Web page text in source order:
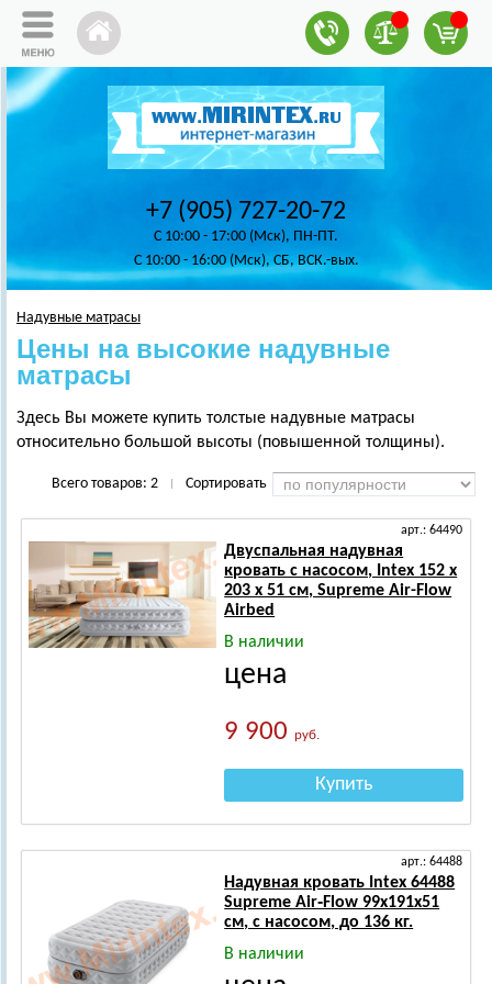
+7 (905) 727-20-72
C 10:00 - 17:00 (Мск), ПН-ПТ.
C 10:00 - 16:00 (Мск), СБ, ВСК.-вых.
Надувные матрасы
Цены на высокие надувные
матрасы
Здесь Вы можете купить толстые надувные матрасы
относительно большой высоты (повышенной толщины).
Всего товаров: 2 Сортировать
арт.: 64490
Двуспальная надувная
кровать с насосом, Intex 152 х
203 х 51 см, Supreme Air-Flow
Airbed
В наличии
цена
9 900руб.
Купить
арт.: 64488
Надувная кровать Intex 64488
Supreme Air‑Flow 99х191х51
см, с насосом, до 136 кг.
В наличии